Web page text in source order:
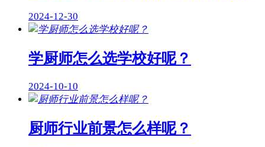
2024-12-30
学厨师怎么选学校好呢？
2024-10-10
厨师行业前景怎么样呢？